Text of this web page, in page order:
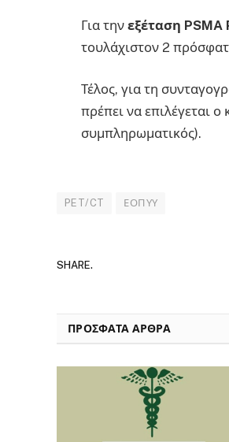
Για την εξέταση
τουλάχιστον 2
Τέλος, για τη
πρέπει να επιλέγεται
συμπληρωματικός).
PET/CT ΕΟΠΥΥ
SHARE.
ΠΡΟΣΦΑΤΑ ΑΡΘΡΑ